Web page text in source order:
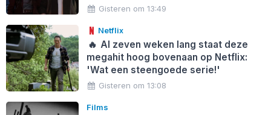
Gisteren om 13:49
Netflix
🔥 Al zeven weken lang staat deze
megahit hoog bovenaan op Netflix:
'Wat een steengoede serie!'
Gisteren om 13:08
Films